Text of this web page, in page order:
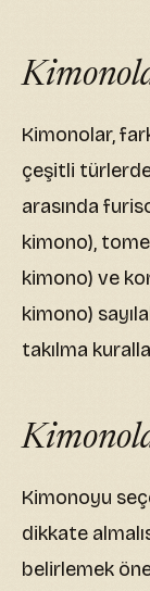
Kimonolar,
çeşitli
arasında
kimono),
kimono) ve
kimono)
takılma
Kimonoyu
dikkate
belirlemek